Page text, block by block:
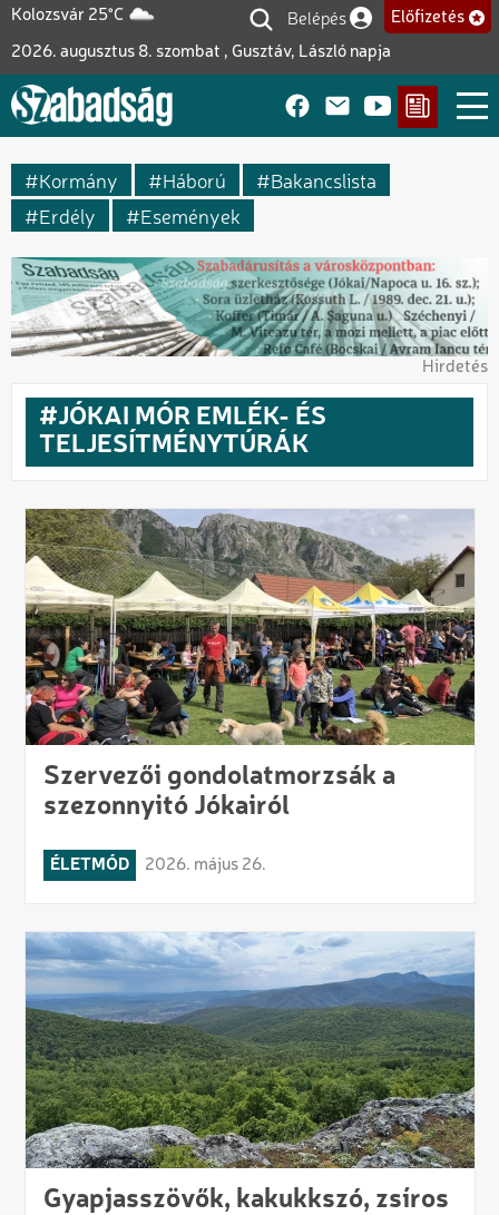
Ugrás
tartalomra
Kolozsvár 25°C
2026. augusztus 8. szombat , Gusztáv, László napja
Felhasználói fiók
Belépés Előfizetés
Kormány Háború
Bakancslista
Erdély
Események
Hirdetés
JÓKAI MÓR EMLÉK- ÉS
TELJESÍTMÉNYTÚRÁK
Szervezői gondolatmorzsák a
szezonnyitó Jókairól
ÉLETMÓD 2026. május 26.
Gyapjasszövők, kakukkszó, zsíros